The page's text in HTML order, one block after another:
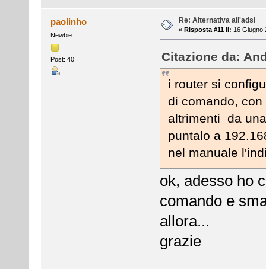
paolinho
Newbie
Post: 40
Re: Alternativa all'adsl
« Risposta #11 il: 16 Giugno
Citazione da:
i router si
di comando,
altrimenti da
puntalo a
nel manuale
ok, adesso ho
comando e
allora...
grazie